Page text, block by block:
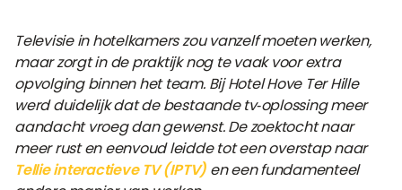
Televisie in hotelkamers zou vanzelf moeten werken,
maar zorgt in de praktijk nog te vaak voor extra
opvolging binnen het team. Bij Hotel Hove Ter Hille
werd duidelijk dat de bestaande tv‑oplossing meer
aandacht vroeg dan gewenst. De zoektocht naar
meer rust en eenvoud leidde tot een overstap naar
Tellie interactieve TV (IPTV) en een fundamenteel